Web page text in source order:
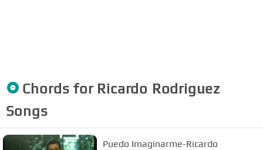
Chords for Ricardo Rodriguez
Songs
Puedo Imaginarme-Ricardo